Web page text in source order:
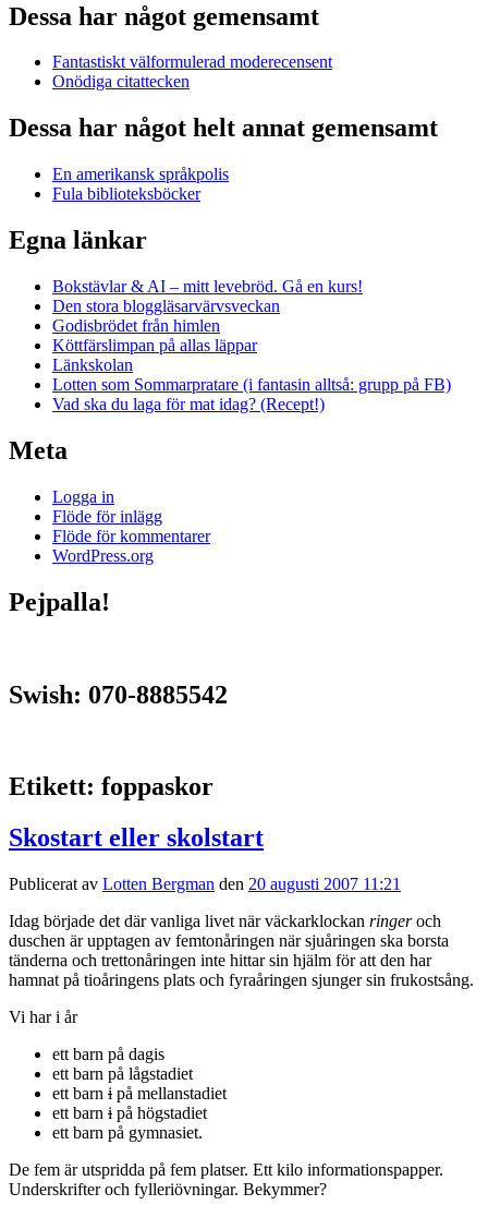
Dessa har något gemensamt
Fantastiskt välformulerad moderecensent
Onödiga citattecken
Dessa har något helt annat gemensamt
En amerikansk språkpolis
Fula biblioteksböcker
Egna länkar
Bokstävlar & AI – mitt levebröd. Gå en kurs!
Den stora bloggläsarvärvsveckan
Godisbrödet från himlen
Köttfärslimpan på allas läppar
Länkskolan
Lotten som Sommarpratare (i fantasin alltså: grupp på FB)
Vad ska du laga för mat idag? (Recept!)
Meta
Logga in
Flöde för inlägg
Flöde för kommentarer
WordPress.org
Pejpalla!
Swish: 070-8885542
Etikett: foppaskor
Skostart eller skolstart
Publicerat av Lotten Bergman den 20 augusti 2007 11:21
Idag började det där vanliga livet när väckarklockan ringeroch
duschen är upptagen av femtonåringen när sjuåringen ska borsta
tänderna och trettonåringen inte hittar sin hjälm för att den har
hamnat på tioåringens plats och fyraåringen sjunger sin frukostsång.
Vi har i år
ett barn på dagis
ett barn på lågstadiet
ett barn i på mellanstadiet
ett barn i på högstadiet
ett barn på gymnasiet.
De fem är utspridda på fem platser. Ett kilo informationspapper.
Underskrifter och fylleriövningar. Bekymmer?